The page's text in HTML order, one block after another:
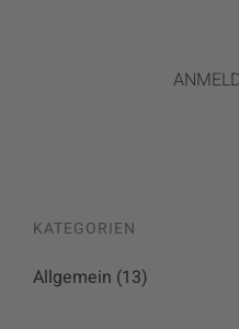
KATEGORIEN
Allgemein (13)